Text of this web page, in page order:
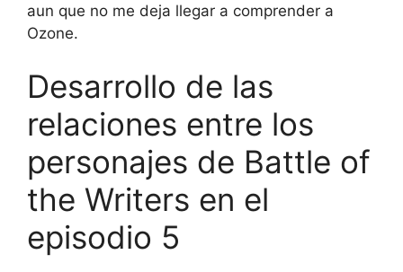
aun que no me deja llegar a comprender a
Ozone.
Desarrollo de las
relaciones entre los
personajes de Battle of
the Writers en el
episodio 5